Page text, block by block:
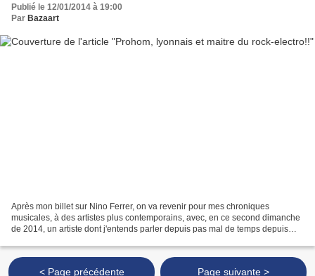
Publié le 12/01/2014 à 19:00
Par Bazaart
Après mon billet sur Nino Ferrer, on va revenir pour mes chroniques
musicales, à des artistes plus contemporains, avec, en ce second dimanche
de 2014, un artiste dont j'entends parler depuis pas mal de temps depuis
< Page précédente Page suivante >